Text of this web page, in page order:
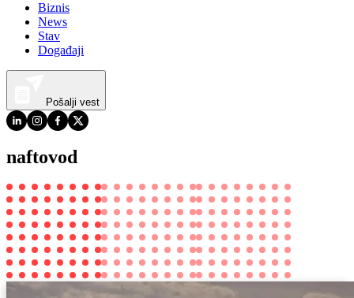
Biznis
News
Stav
Događaji
Pošalji vest
naftovod